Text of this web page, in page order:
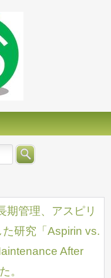
期管理、アスピリ
研究「Aspirin vs.
After
。